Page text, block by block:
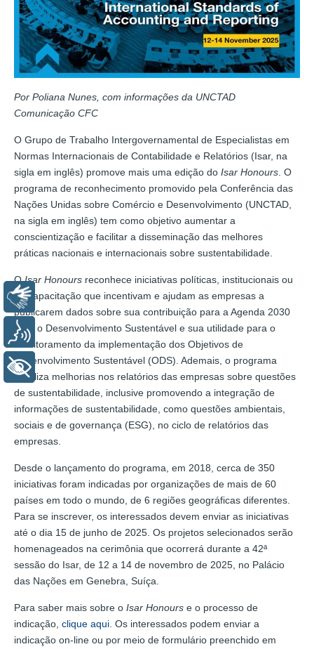
Por Poliana Nunes, com informações da UNCTAD
Comunicação CFC
O Grupo de Trabalho Intergovernamental de Especialistas em
Normas Internacionais de Contabilidade e Relatórios (Isar, na
sigla em inglês) promove mais uma edição do Isar Honours . O
programa de reconhecimento promovido pela Conferência das
Nações Unidas sobre Comércio e Desenvolvimento (UNCTAD,
na sigla em inglês) tem como objetivo aumentar a
conscientização e facilitar a disseminação das melhores
práticas nacionais e internacionais sobre sustentabilidade.
OIsar Honours reconhece iniciativas políticas, institucionais ou
de capacitação que incentivam e ajudam as empresas a
publicarem dados sobre sua contribuição para a Agenda 2030
para o Desenvolvimento Sustentável e sua utilidade para o
monitoramento da implementação dos Objetivos de
Desenvolvimento Sustentável (ODS). Ademais, o programa
viabiliza melhorias nos relatórios das empresas sobre questões
de sustentabilidade, inclusive promovendo a integração de
informações de sustentabilidade, como questões ambientais,
sociais e de governança (ESG), no ciclo de relatórios das
empresas.
Desde o lançamento do programa, em 2018, cerca de 350
iniciativas foram indicadas por organizações de mais de 60
países em todo o mundo, de 6 regiões geográficas diferentes.
Para se inscrever, os interessados devem enviar as iniciativas
até o dia 15 de junho de 2025. Os projetos selecionados serão
homenageados na cerimônia que ocorrerá durante a 42ª
sessão do Isar, de 12 a 14 de novembro de 2025, no Palácio
das Nações em Genebra, Suíça.
Para saber mais sobre o Isar Honours e o processo de
indicação, clique aqui . Os interessados podem enviar a
indicação on-line ou por meio de formulário preenchido em
Libras
Voz
+ Acessibilidade